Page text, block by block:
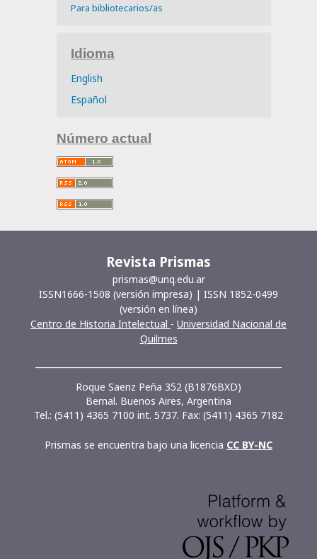
Para bibliotecarios/as
Idioma
English
Español
Número actual
Revista Prismas
prismas@unq.edu.ar
ISSN1666-1508 (versión impresa) | ISSN 1852-0499
(versión en línea)
Centro de Historia Intelectual - Universidad Nacional de
Quilmes
Roque Saenz Peña 352 (B1876BXD)
Bernal. Buenos Aires, Argentina
Tel.: (5411) 4365 7100 int. 5737. Fax: (5411) 4365 7182
Prismas se encuentra bajo una licencia CC BY-NC